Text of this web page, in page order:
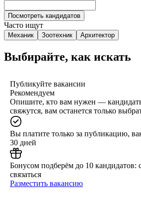
Посмотреть кандидатов
Часто ищут
Механик Зоотехник Архитектор
Выбирайте, как искать
Публикуйте вакансии
Рекомендуем
Опишите, кто вам нужен —
свяжутся, вам останется только
Вы платите только за публикацию,
30 дней
Бонусом подберём до 10 кандидатов:
связаться
Разместить вакансию